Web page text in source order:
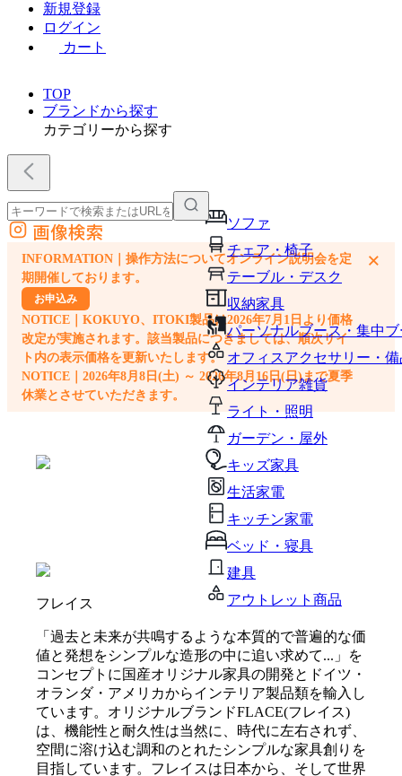
新規登録
ログイン
カート
TOP
ブランドから探す
カテゴリーから探す
ソファ
チェア・椅子
テーブル・デスク
収納家具
パーソナルブース・集中
オフィスアクセサリー・備
インテリア雑貨
ライト・照明
ガーデン・屋外
キッズ家具
生活家電
キッチン家電
ベッド・寝具
建具
アウトレット商品
外部サイトの商品をカートに追加
他のサイトで見つけた商品ページのURLを貼り付けて、カートに追加できます
画像検索
INFORMATION｜操作方法についてオンライン説明会を定
期開催しております。
お申込み
NOTICE｜KOKUYO、ITOKI製品は2026年7月1日より価格
改定が実施されます。該当製品につきましては、順次サイ
ト内の表示価格を更新いたします。
NOTICE｜2026年8月8日(土) ～ 2026年8月16日(日)まで夏季
休業とさせていただきます。
×
フレイス
「過去と未来が共鳴するような本質的で普遍的な価
値と発想をシンプルな造形の中に追い求めて...」を
コンセプトに国産オリジナル家具の開発とドイツ・
オランダ・アメリカからインテリア製品類を輸入し
ています。オリジナルブランドFLACE(フレイス)
は、機能性と耐久性は当然に、時代に左右されず、
空間に溶け込む調和のとれたシンプルな家具創りを
目指しています。フレイスは日本から、そして世界